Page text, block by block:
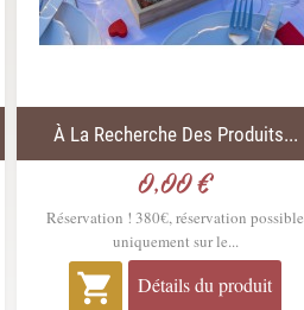
À La Recherche Des Produits...
Prix
0,00 €
Réservation ! 380€, réservation possible
uniquement sur le...
 Détails du produit